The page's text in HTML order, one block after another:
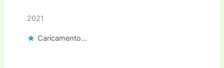
2021
Caricamento...